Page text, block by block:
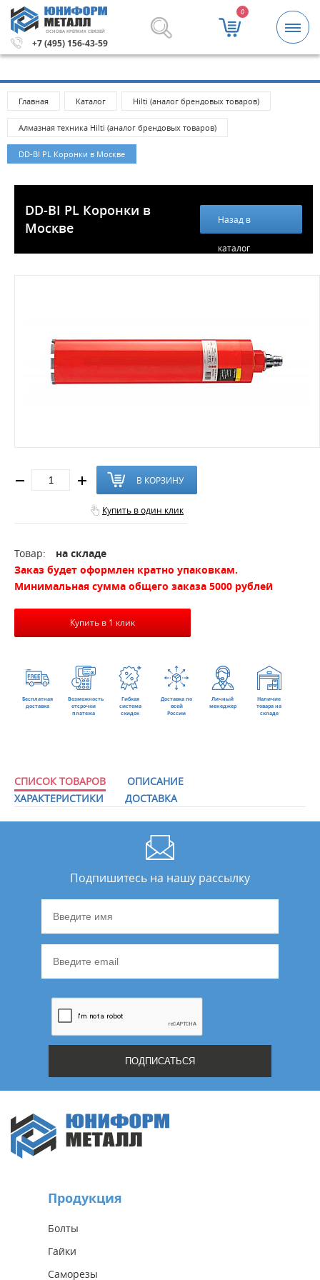
ОСНОВА КРЕПКИХ СВЯЗЕЙ
+7 (495) 156-43-59
0
рублей.Метизы и крепежные изделия оптом.
Главная Каталог Hilti (аналог брендовых товаров)
Алмазная техника Hilti (аналог брендовых товаров)
DD-BI PL Коронки в Москве
DD-BI PL Коронки в
Москве
Назад в
каталог
В КОРЗИНУ
Купить в один клик
Товар:
на складе
Заказ будет оформлен кратно упаковкам.
Минимальная сумма общего заказа 5000 рублей
Купить в 1 клик
Бесплатная
доставка
Возможность
отсрочки
платежа
Гибкая
система
скидок
Доставка по
всей
России
Личный
менеджер
Наличие
товара на
складе
СПИСОК ТОВАРОВ
ОПИСАНИЕ
ХАРАКТЕРИСТИКИ
ДОСТАВКА
Подпишитесь на нашу рассылку
Продукция
Болты
Гайки
Саморезы